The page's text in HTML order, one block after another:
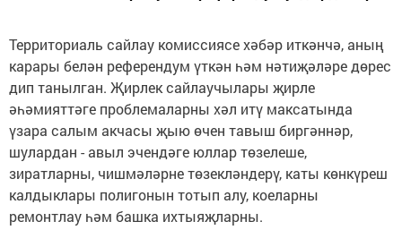
Территориаль сайлау комиссиясе хәбәр иткәнчә, аның
карары белән референдум үткән һәм нәтиҗәләре дөрес
дип танылган. Җирлек сайлаучылары җирле
әһәмияттәге проблемаларны хәл итү максатында
үзара салым акчасы җыю өчен тавыш биргәннәр,
шулардан - авыл эчендәге юллар төзелеше,
зиратларны, чишмәләрне төзекләндерү, каты көнкүреш
калдыклары полигонын тотып алу, коеларны
ремонтлау һәм башка ихтыяҗларны.